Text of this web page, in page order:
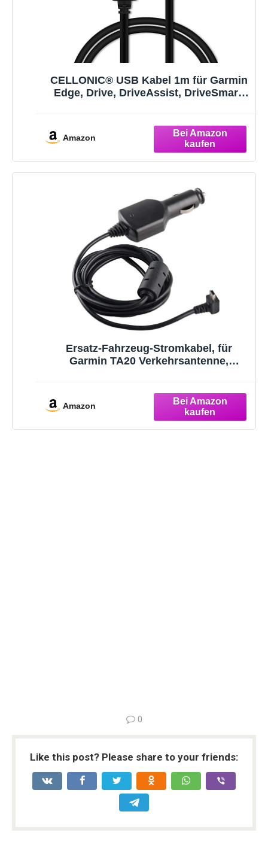
CELLONIC® USB Kabel 1m für Garmin
Edge, Drive, DriveAssist, DriveSmart,
A 2.0 Datenkabel 1A schwarz PVC
Amazon
Ersatz-Fahrzeug-Stromkabel, für
Garmin TA20 Verkehrsantenne,
2599lmt; Drive 40 51 52 60 LMT Traffic
Amazon
0
Like this post? Please share to your friends: